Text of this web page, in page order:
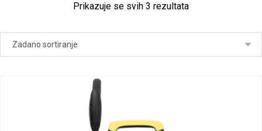
Prikazuje se svih 3 rezultata